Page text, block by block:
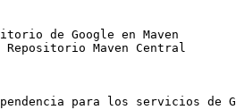
de Google en Maven
Repositorio Maven Central
para los servicios de